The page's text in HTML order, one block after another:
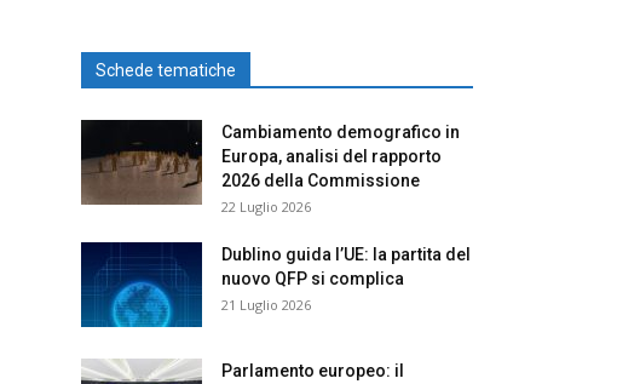
Schede tematiche
Cambiamento demografico in
Europa, analisi del rapporto
2026 della Commissione
22 Luglio 2026
Dublino guida l’UE: la partita del
nuovo QFP si complica
21 Luglio 2026
Parlamento europeo: il